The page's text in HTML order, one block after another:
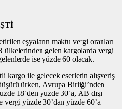
eşyaların maktu vergi oranları
ülkelerinden gelen kargolarda vergi
ise yüzde 60 olacak.
kargo ile gelecek eserlerin alışveriş
Avrupa Birliği’nden
18’den yüzde 30’a, AB dışı
vergi yüzde 30’dan yüzde 60’a